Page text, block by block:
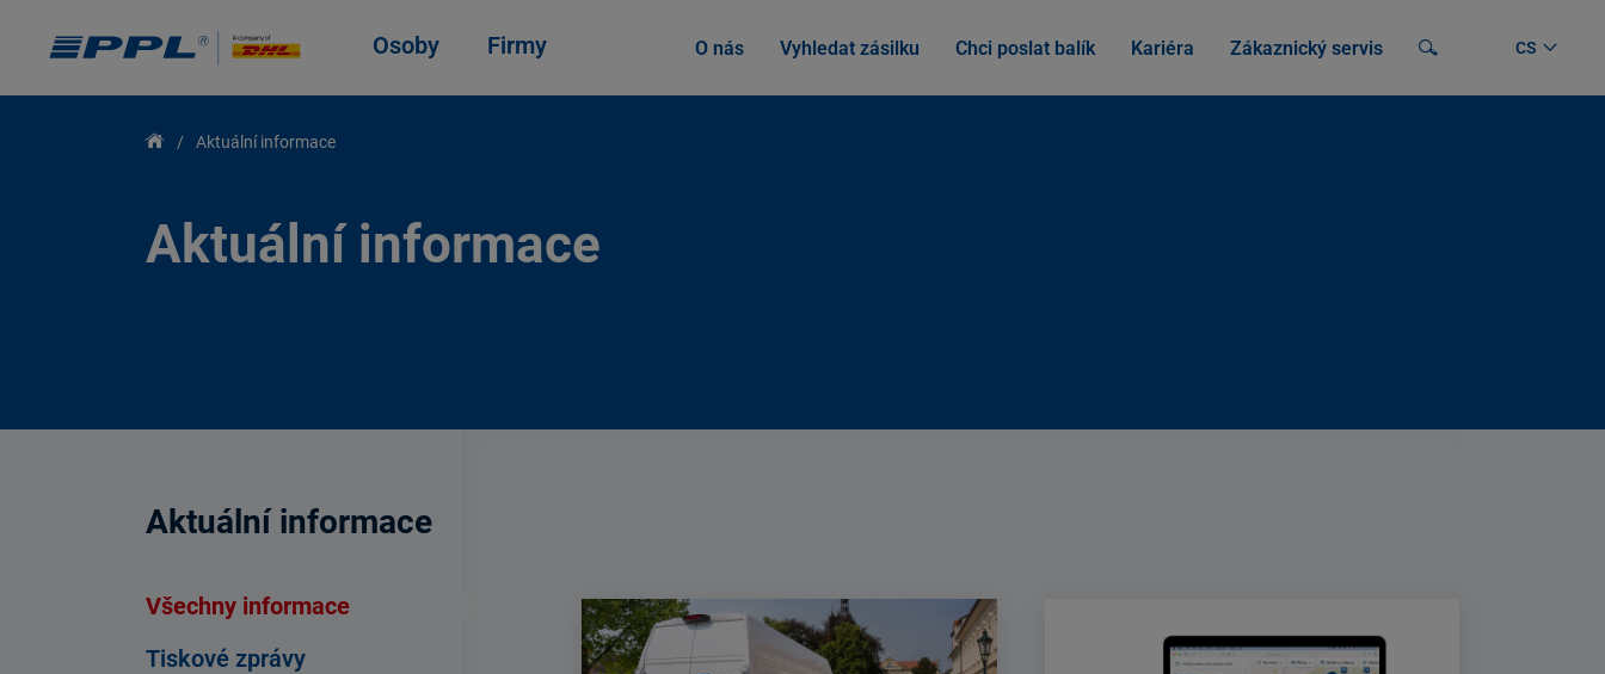
Osoby Firmy O nás Vyhledat zásilku Chci poslat balík Kariéra Zákaznický servis
Vyhledávání
Aktuální informace
Aktuální informace
Aktuální informace
Všechny informace
Tiskové zprávy